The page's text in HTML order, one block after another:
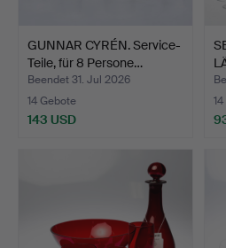
GUNNAR CYRÉN. Service-
Teile, für 8 Persone…
Beendet 31. Jul 2026
14 Gebote
143 USD